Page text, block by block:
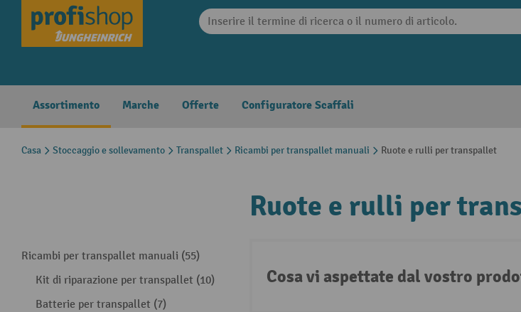
Skip to main navigation
Assortimento Marche Offerte Configuratore Scaffali
Casa Stoccaggio e sollevamento Transpallet Ricambi per transpallet manuali Ruote e rulli per transpallet
Ricambi per transpallet manuali (55)
Kit di riparazione per transpallet (10)
Batterie per transpallet (7)
Ruote e rulli per
Cosa vi aspettate dal vostro